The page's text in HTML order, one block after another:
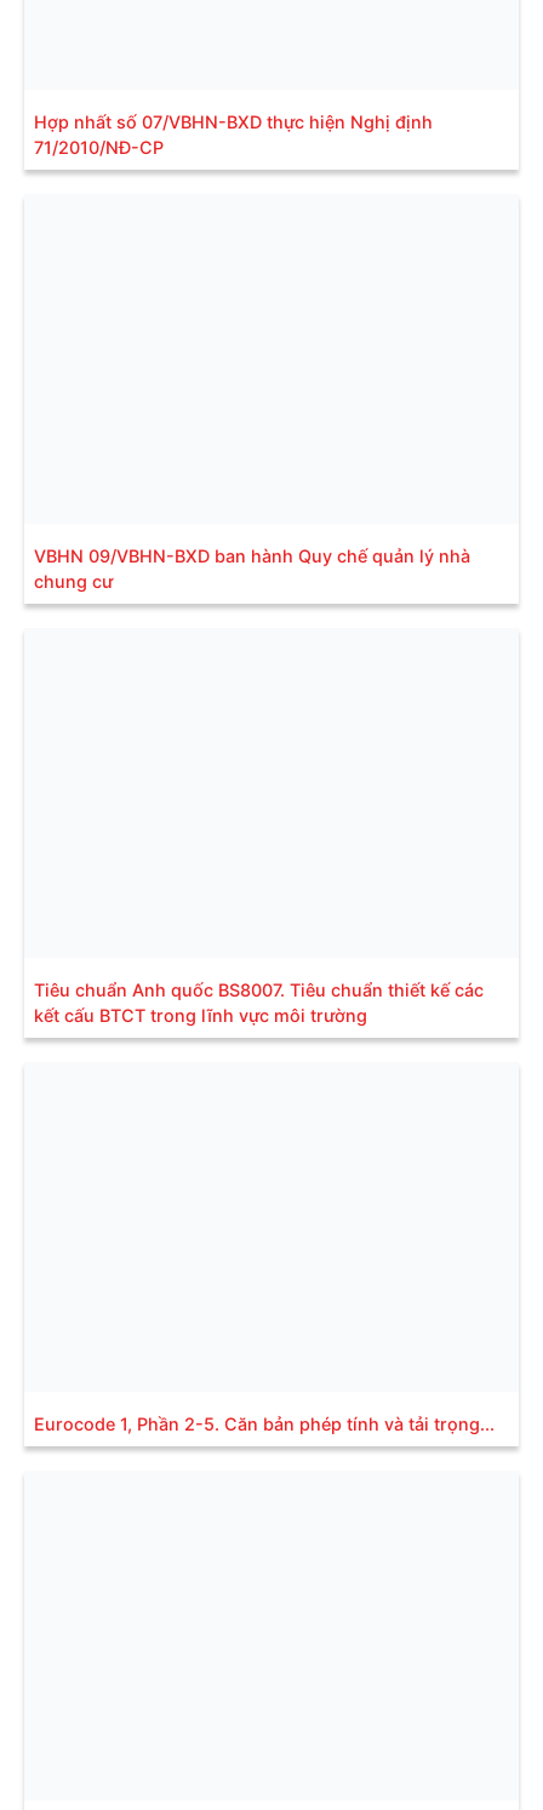
Hợp nhất số 07/VBHN-BXD thực hiện Nghị định
71/2010/NĐ-CP
VBHN 09/VBHN-BXD ban hành Quy chế quản lý nhà
chung cư
Tiêu chuẩn Anh quốc BS8007. Tiêu chuẩn thiết kế các
kết cấu BTCT trong lĩnh vực môi trường
Eurocode 1, Phần 2-5. Căn bản phép tính và tải trọng...